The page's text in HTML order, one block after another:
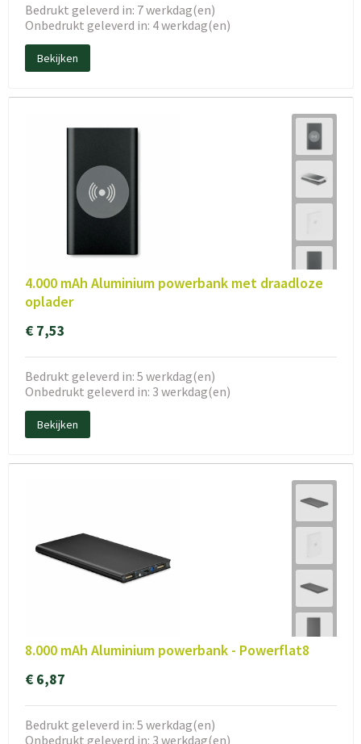
Bedrukt geleverd in: 7 werkdag(en)
Onbedrukt geleverd in: 4 werkdag(en)
Bekijken
4.000 mAh Aluminium powerbank met draadloze
oplader
€ 7,53
Bedrukt geleverd in: 5 werkdag(en)
Onbedrukt geleverd in: 3 werkdag(en)
Bekijken
8.000 mAh Aluminium powerbank - Powerflat8
€ 6,87
Bedrukt geleverd in: 5 werkdag(en)
Onbedrukt geleverd in: 3 werkdag(en)